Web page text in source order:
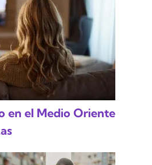
en el Medio Oriente